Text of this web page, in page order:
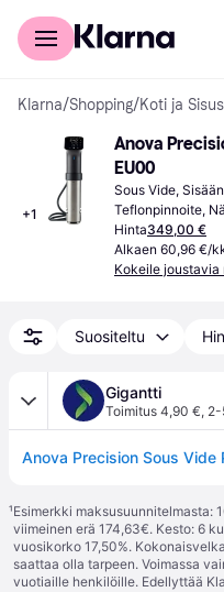
Kuluttajille
Klarna/Shopping/Koti ja
+1
Anova
EU00
Sous Vide,
Teflonpinnoite,
Hinta349,00 €
Alkaen 60,96 €/
Kokeile joustavia
Suositeltu
Gigantti
Toimitus 4,90 €, 2-
¹Esimerkki maksusuunnitelmasta:
viimeinen erä 174,63€. Kesto: 6
vuosikorko 17,50%.
saattaa olla tarpeen. Voimassa
vuotiaille henkilöille. Edellyttää